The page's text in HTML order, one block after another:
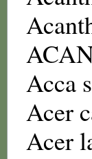
Acca
Acer
Acer